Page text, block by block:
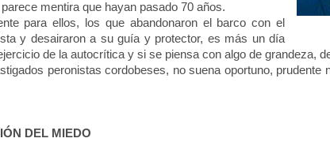
parece mentira que hayan pasado 70 años.
para ellos, los que abandonaron el barco con el
y desairaron a su guía y protector, es más un día
de la autocrítica y si se piensa con algo de grandeza,
peronistas cordobeses, no suena oportuno, prudente
DEL MIEDO